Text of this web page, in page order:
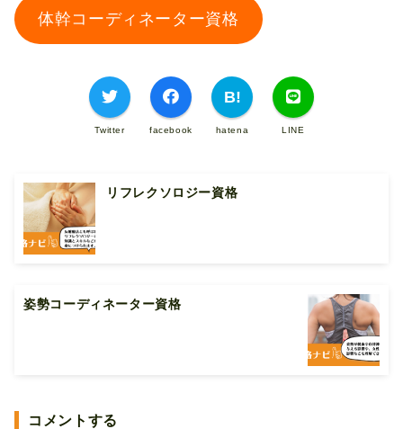
体幹コーディネーター資格
Twitter facebook hatena LINE
リフレクソロジー資格
姿勢コーディネーター資格
コメントする